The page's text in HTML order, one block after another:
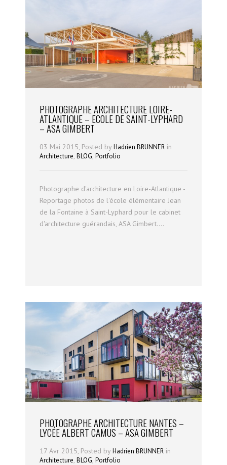
PHOTOGRAPHE ARCHITECTURE LOIRE-
ATLANTIQUE – ECOLE DE SAINT-LYPHARD
– ASA GIMBERT
03 Mai 2015, Posted by Hadrien BRUNNER in
Architecture, BLOG, Portfolio
Photographe d'architecture en Loire-Atlantique -
Reportage photos de l'école élémentaire Jean
de la Fontaine à Saint-Lyphard pour le cabinet
d'architecture guérandais, ASA Gimbert....
PHOTOGRAPHE ARCHITECTURE NANTES –
LYCÉE ALBERT CAMUS – ASA GIMBERT
17 Avr 2015, Posted by Hadrien BRUNNER in
Architecture, BLOG, Portfolio